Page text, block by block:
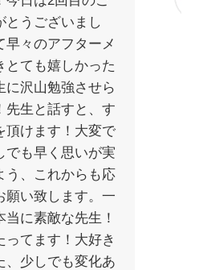
とうございまし
早々のアフターメ
とても嬉しかった
に沢山勉強させら
先生と話すと、す
頂けます！大変で
でも早く思いが実
う、これからも応
願い致します。一
当に素敵な先生！
ってます！大好き
、少しでも変化あ